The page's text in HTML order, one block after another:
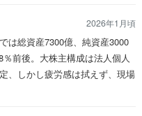
2026年1月頃
は総資産7300億、純資産3000
前後。大株主構成は法人個人
、しかし疲労感は拭えず、現場